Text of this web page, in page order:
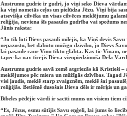
Austrumu gudrie ir gudri, jo viņi seko Dieva
ka viņi nometās ceļos un pielūdza Jēzu. Viņi bija
atsevišķa cilvēka un visas cilvēces meklējumu
reliģija, neviena šīs pasaules gudrība vai spožums
Jānis raksta:
“Jo tik ļoti Dievs pasauli mīlējis, ka Viņš devis
nepazustu, bet dabūtu mūžīgo dzīvību, jo Dievs
lai pasaule caur Viņu tiktu glābta. Kas tic Viņam,
tāpēc ka nav ticējis Dieva vienpiedzimušā Dēla
Austrumu gudrie savā zemē atgriezās kā Kristieši
meklējumos pēc miera un mūžīgās dzīvības.
visi ļaudis, meklē starp zvaigznēm, meklē šai
reliģijās. Betlēmē dusošais Dieva dēls ir mērķis un
Bībeles pēdējie vārdi ir sacīti mums un visiem tiem
“Es, Jēzus, esmu sūtījis Savu eņģeli, lai jums šo